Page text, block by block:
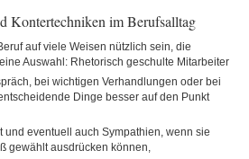
Kontertechniken im Berufsalltag
auf viele Weisen nützlich sein, die
Auswahl: Rhetorisch geschulte Mitarbeiter
bei wichtigen Verhandlungen oder bei
Dinge besser auf den Punkt
und eventuell auch Sympathien, wenn sie
gewählt ausdrücken können,